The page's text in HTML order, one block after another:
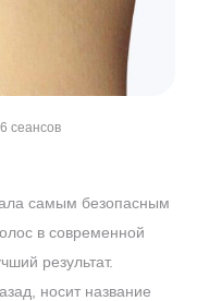
сеансов
самым безопасным
в современной
результат.
носит название